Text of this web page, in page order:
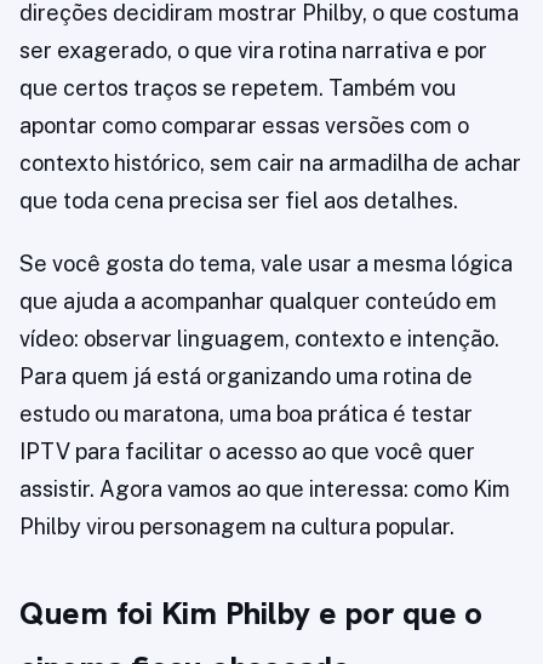
direções decidiram mostrar Philby, o que costuma
ser exagerado, o que vira rotina narrativa e por
que certos traços se repetem. Também vou
apontar como comparar essas versões com o
contexto histórico, sem cair na armadilha de achar
que toda cena precisa ser fiel aos detalhes.
Se você gosta do tema, vale usar a mesma lógica
que ajuda a acompanhar qualquer conteúdo em
vídeo: observar linguagem, contexto e intenção.
Para quem já está organizando uma rotina de
estudo ou maratona, uma boa prática é testar
IPTV para facilitar o acesso ao que você quer
assistir. Agora vamos ao que interessa: como Kim
Philby virou personagem na cultura popular.
Quem foi Kim Philby e por que o